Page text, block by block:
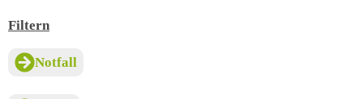
Filtern
Notfall